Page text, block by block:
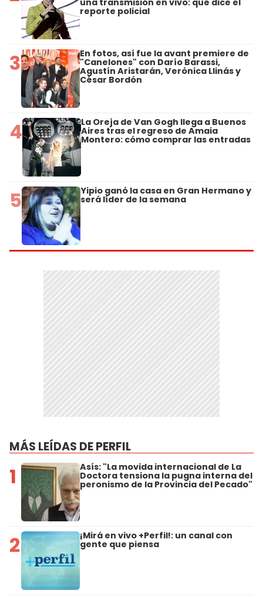
reporte policial
3 En fotos, así fue la avant premiere de
"Canelones" con Darío Barassi,
Agustín Aristarán, Verónica Llinás y
César Bordón
4 La Oreja de Van Gogh llega a Buenos
Aires tras el regreso de Amaia
Montero: cómo comprar las entradas
5 Yipio ganó la casa en Gran Hermano y
será líder de la semana
MÁS LEÍDAS DE PERFIL
1 Asís: "La movida internacional de La
Doctora tensiona la pugna interna del
peronismo de la Provincia del Pecado"
2 ¡Mirá en vivo +Perfil!: un canal con
gente que piensa